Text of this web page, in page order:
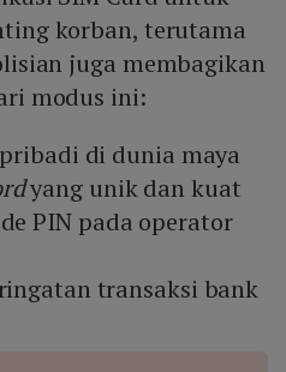
korban, terutama
juga membagikan
modus ini:
di dunia maya
yang unik dan kuat
PIN pada operator
transaksi bank